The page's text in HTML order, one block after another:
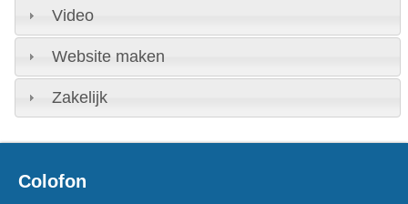
Video
Website maken
Zakelijk
Colofon